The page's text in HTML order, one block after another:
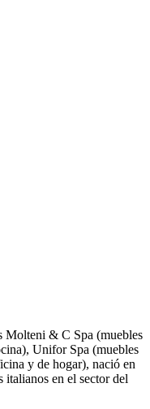
Molteni & C Spa (muebles
Unifor Spa (muebles
y de hogar), nació en
italianos en el sector del